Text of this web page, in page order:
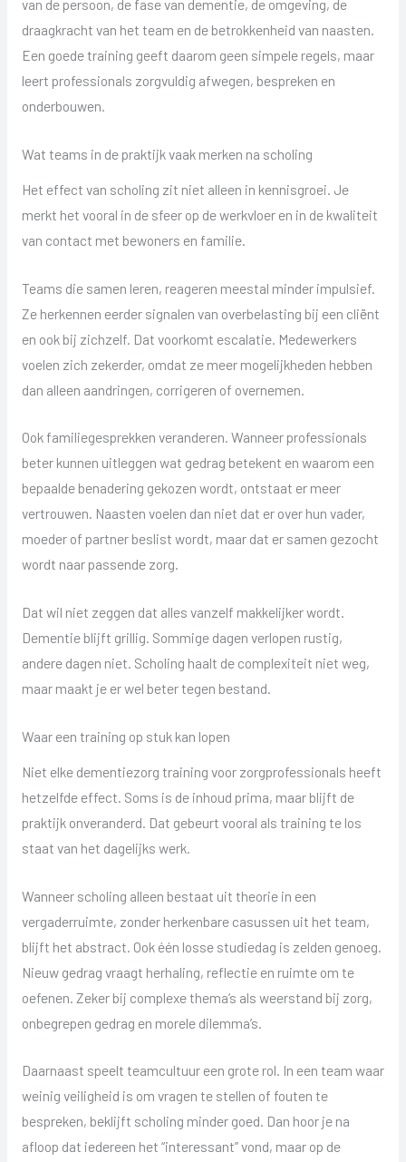
van de persoon, de fase van dementie, de omgeving, de
draagkracht van het team en de betrokkenheid van naasten.
Een goede training geeft daarom geen simpele regels, maar
leert professionals zorgvuldig afwegen, bespreken en
onderbouwen.
Wat teams in de praktijk vaak merken na scholing
Het effect van scholing zit niet alleen in kennisgroei. Je
merkt het vooral in de sfeer op de werkvloer en in de kwaliteit
van contact met bewoners en familie.
Teams die samen leren, reageren meestal minder impulsief.
Ze herkennen eerder signalen van overbelasting bij een cliënt
en ook bij zichzelf. Dat voorkomt escalatie. Medewerkers
voelen zich zekerder, omdat ze meer mogelijkheden hebben
dan alleen aandringen, corrigeren of overnemen.
Ook familiegesprekken veranderen. Wanneer professionals
beter kunnen uitleggen wat gedrag betekent en waarom een
bepaalde benadering gekozen wordt, ontstaat er meer
vertrouwen. Naasten voelen dan niet dat er over hun vader,
moeder of partner beslist wordt, maar dat er samen gezocht
wordt naar passende zorg.
Dat wil niet zeggen dat alles vanzelf makkelijker wordt.
Dementie blijft grillig. Sommige dagen verlopen rustig,
andere dagen niet. Scholing haalt de complexiteit niet weg,
maar maakt je er wel beter tegen bestand.
Waar een training op stuk kan lopen
Niet elke dementiezorg training voor zorgprofessionals heeft
hetzelfde effect. Soms is de inhoud prima, maar blijft de
praktijk onveranderd. Dat gebeurt vooral als training te los
staat van het dagelijks werk.
Wanneer scholing alleen bestaat uit theorie in een
vergaderruimte, zonder herkenbare casussen uit het team,
blijft het abstract. Ook één losse studiedag is zelden genoeg.
Nieuw gedrag vraagt herhaling, reflectie en ruimte om te
oefenen. Zeker bij complexe thema’s als weerstand bij zorg,
onbegrepen gedrag en morele dilemma’s.
Daarnaast speelt teamcultuur een grote rol. In een team waar
weinig veiligheid is om vragen te stellen of fouten te
bespreken, beklijft scholing minder goed. Dan hoor je na
afloop dat iedereen het “interessant” vond, maar op de